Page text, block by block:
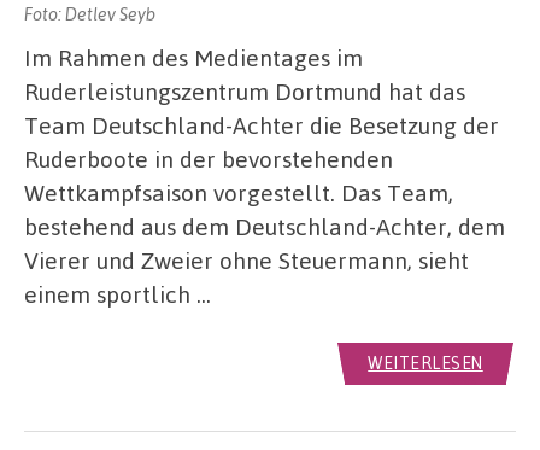
Foto: Detlev Seyb
Im Rahmen des Medientages im
Ruderleistungszentrum Dortmund hat das
Team Deutschland-Achter die Besetzung der
Ruderboote in der bevorstehenden
Wettkampfsaison vorgestellt. Das Team,
bestehend aus dem Deutschland-Achter, dem
Vierer und Zweier ohne Steuermann, sieht
einem sportlich …
WEITERLESEN